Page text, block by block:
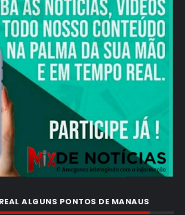
ALGUNS PONTOS DE MANAUS